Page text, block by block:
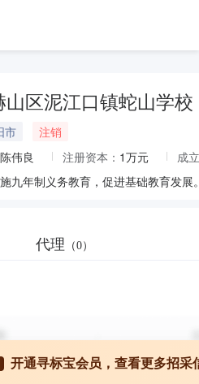
山区泥江口镇蛇山学校
市
注销
陈伟良 注册资本： 1万元
成
九年制义务教育，促进基础教育发展
代理 （0）
开通寻标宝会员，查看更多招采